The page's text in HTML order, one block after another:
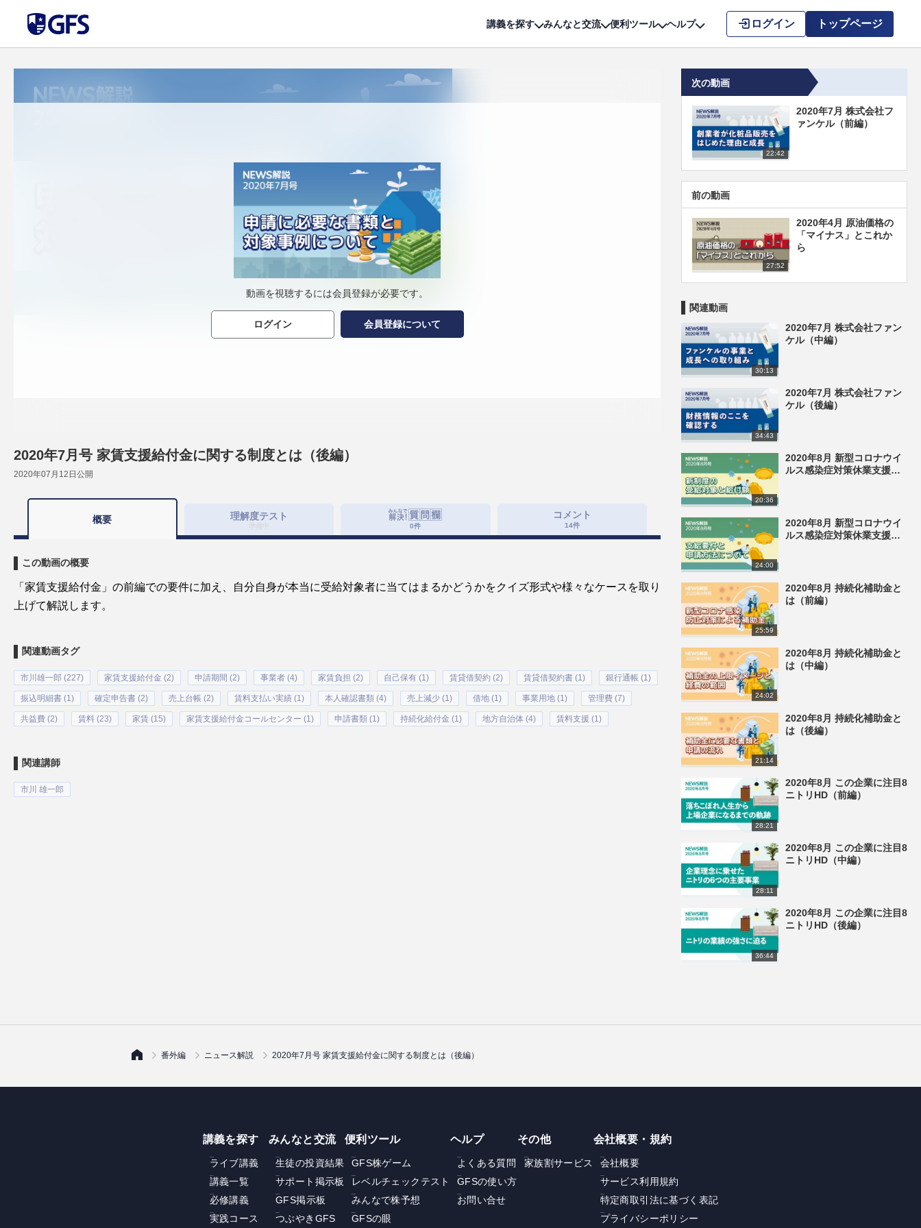
講義を探す みんなと交流 便利ツール ヘルプ ログイン トップページ
動画を視聴するには会員登録が必要です。
ログイン 会員登録について
2020年7月号 家賃支援給付金に関する制度とは（後編）
2020年07月12日 公開
概要 理解度テスト
準備中 0件
コメント
14件
この動画の概要
「家賃支援給付金」の前編での要件に加え、自分自身が本当に受給対象者に当てはまるかどうかをクイズ形式や様々なケースを取り
上げて解説します。
関連動画タグ
市川雄一郎 (227) 家賃支援給付金 (2) 申請期間 (2) 事業者 (4) 家賃負担 (2) 自己保有 (1) 賃貸借契約 (2) 賃貸借契約書 (1) 銀行通帳 (1)
振込明細書 (1) 確定申告書 (2) 売上台帳 (2) 賃料支払い実績 (1) 本人確認書類 (4) 売上減少 (1) 借地 (1) 事業用地 (1) 管理費 (7)
共益費 (2) 賃料 (23) 家賃 (15) 家賃支援給付金コールセンター (1) 申請書類 (1) 持続化給付金 (1) 地方自治体 (4) 賃料支援 (1)
関連講師
市川 雄一郎
次の動画
22:42
2020年7月 株式会社フ
ァンケル（前編）
前の動画
27:52
2020年4月 原油価格の
「マイナス」とこれか
ら
関連動画
30:13
2020年7月 株式会社ファン
ケル（中編）
34:43
2020年7月 株式会社ファン
ケル（後編）
20:36
2020年8月 新型コロナウイ
ルス感染症対策休業支援・
24:00
2020年8月 新型コロナウイ
ルス感染症対策休業支援・
25:59
2020年8月 持続化補助金と
は（前編）
24:02
2020年8月 持続化補助金と
は（中編）
21:14
2020年8月 持続化補助金と
は（後編）
28:21
2020年8月 この企業に注目8
ニトリHD（前編）
28:11
2020年8月 この企業に注目8
ニトリHD（中編）
36:44
2020年8月 この企業に注目8
ニトリHD（後編）
番外編 ニュース解説 2020年7月号 家賃支援給付金に関する制度とは（後編）
講義を探す
ライブ講義
講義一覧
必修講義
実践コース
みんなと交流
生徒の投資結果
サポート掲示板
GFS掲示板
つぶやきGFS
便利ツール
GFS株ゲーム
レベルチェックテスト
みんなで株予想
GFSの眼
ヘルプ
よくある質問
GFSの使い方
お問い合せ
その他
家族割サービス
会社概要・規約
会社概要
サービス利用規約
特定商取引法に基づく表記
プライバシーポリシー